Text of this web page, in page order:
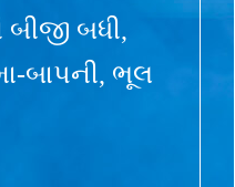
બધી,
બાપની, ભૂલ